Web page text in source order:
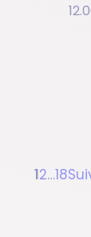
Page
1Page
2…Page
18